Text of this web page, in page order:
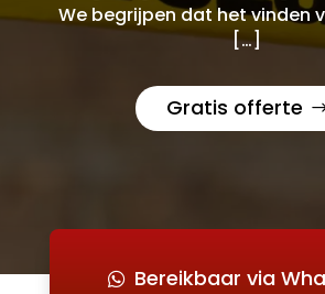
We begrijpen dat het vinden
[…]
Gratis offerte
Bereikbaar via